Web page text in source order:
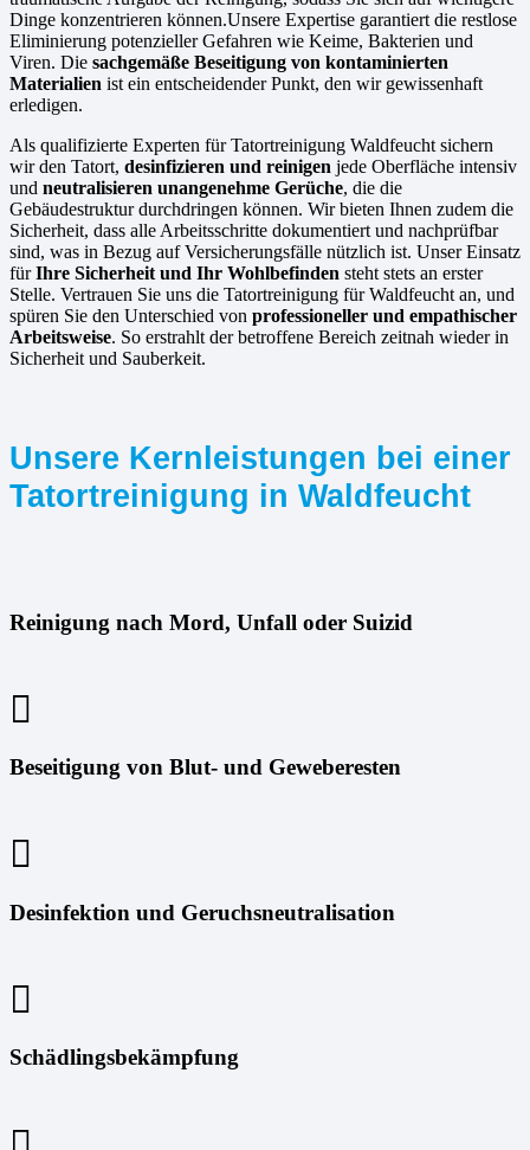
Dinge konzentrieren können.Unsere Expertise garantiert die restlose
Eliminierung potenzieller Gefahren wie Keime, Bakterien und
Viren. Die sachgemäße Beseitigung von kontaminierten
Materialien ist ein entscheidender Punkt, den wir gewissenhaft
erledigen.
Als qualifizierte Experten für Tatortreinigung Waldfeucht sichern
wir den Tatort, desinfizieren und reinigen jede Oberfläche intensiv
und neutralisieren unangenehme Gerüche, die die
Gebäudestruktur durchdringen können. Wir bieten Ihnen zudem die
Sicherheit, dass alle Arbeitsschritte dokumentiert und nachprüfbar
sind, was in Bezug auf Versicherungsfälle nützlich ist. Unser Einsatz
fürIhre Sicherheit und Ihr Wohlbefinden steht stets an erster
Stelle. Vertrauen Sie uns die Tatortreinigung für Waldfeucht an, und
spüren Sie den Unterschied von professioneller und empathischer
Arbeitsweise. So erstrahlt der betroffene Bereich zeitnah wieder in
Sicherheit und Sauberkeit.
Unsere Kernleistungen bei einer
Tatortreinigung in Waldfeucht
Reinigung nach Mord, Unfall oder Suizid
Beseitigung von Blut- und Geweberesten
Desinfektion und Geruchsneutralisation
Schädlingsbekämpfung